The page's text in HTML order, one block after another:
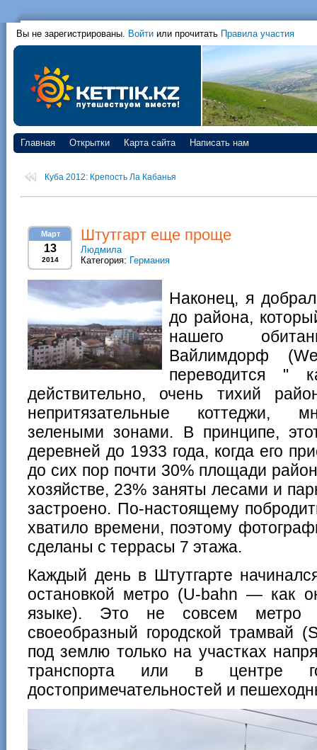
Вы не зарегистрированы. Войти или прочитать Правила участия
Главная Открытки Карта сайта Написать нам
Куба 2012: Крепость Ла Кабанья
Март
13
2014
Штутгарт еще проще
Людмила
Категория: Германия
Наконец, я
до района,
нашего
Вайлимдорф
переводится
действительно, очень тихий
непритязательные коттеджи,
зелеными зонами. В принципе,
деревней до 1933 года, когда его
до сих пор почти 30% площади
хозяйстве, 23% заняты лесами и
застроено. По-настоящему
хватило времени, поэтому
сделаны с террасы 7 этажа.
Каждый день в Штутгарте
остановкой метро (U-bahn — как
языке). Это не совсем метро
своеобразный городской трамвай
под землю только на участках
транспорта или в центре
достопримечательностей и